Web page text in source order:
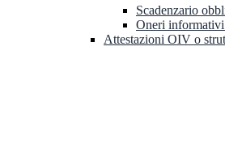
Scadenzario
Oneri
Attestazioni OIV o